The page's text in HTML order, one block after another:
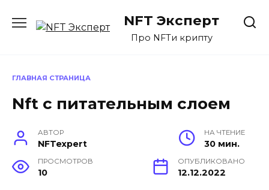
содержанию
NFT Эксперт
Про NFTи крипту
ГЛАВНАЯ СТРАНИЦА
Nft с питательным слоем
АВТОР
NFTexpert
НА ЧТЕНИЕ
30 мин.
ПРОСМОТРОВ
10
ОПУБЛИКОВАНО
12.12.2022